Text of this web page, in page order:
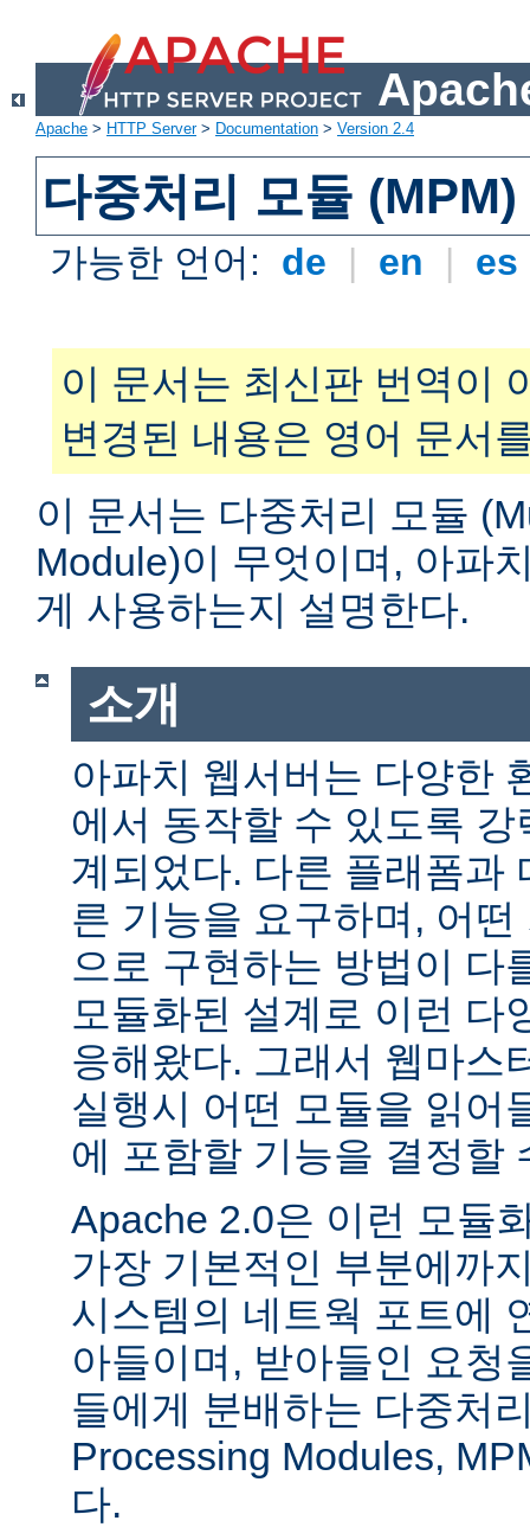
Apache > HTTP Server> Documentation > Version 2.4
다중처리 모듈 (MPM)
가능한 언어: de | en | es
이 문서는 최신판 번역이
변경된 내용은 영어 문서
이 문서는 다중처리 모듈
Module)이 무엇이며, 아파
게 사용하는지 설명한다.
소개
아파치 웹서버는 다양한
에서 동작할 수 있도록
계되었다. 다른 플래폼과
른 기능을 요구하며, 어
으로 구현하는 방법이 다
모듈화된 설계로 이런 다
응해왔다. 그래서 웹마스
실행시 어떤 모듈을 읽어
에 포함할 기능을 결정할
Apache 2.0은 이런 모듈
가장 기본적인 부분에까
시스템의 네트웍 포트에
아들이며, 받아들인 요청
들에게 분배하는 다중처
Processing Modules,
다.